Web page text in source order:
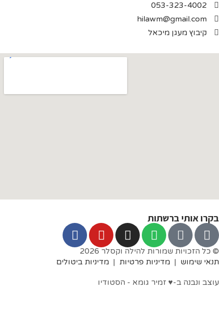
053-
מעגן מיכאל
ברשתות
שמורות להילה וקסלר 2026
|מדיניות פרטיות|מדיניות ביטולים
ב-♥︎ זמיר גומא - הסטודיו